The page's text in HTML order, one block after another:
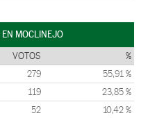
MOCLINEJO
VOTOS %
279 55,91 %
119 23,85 %
52 10,42 %